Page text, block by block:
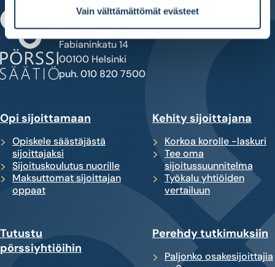
Vain välttämättömät evästeet
Fabianinkatu 14
00100 Helsinki
puh. 010 820 7500
Opi sijoittamaan
Opiskele säästäjästä
sijoittajaksi
Sijoituskoulutus nuorille
Maksuttomat sijoittajan
oppaat
Kehity sijoittajana
Korkoa korolle -laskuri
Tee oma
sijoitussuunnitelma
Työkalu yhtiöiden
vertailuun
Tutustu
pörssiyhtiöihin
Perehdy tutkimuksiin
Paljonko osakesijoittajia